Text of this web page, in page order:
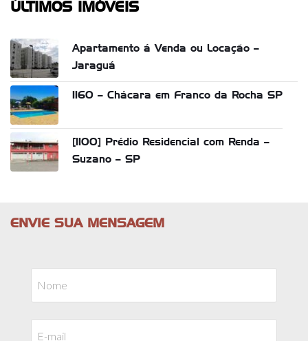
ÚLTIMOS IMÓVEIS
Apartamento á Venda ou Locação –
Jaraguá
1160 – Chácara em Franco da Rocha SP
[1100] Prédio Residencial com Renda –
Suzano – SP
ENVIE SUA MENSAGEM